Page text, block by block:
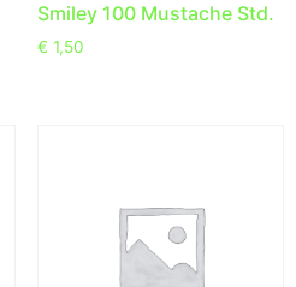
Smiley 100 Mustache Std.
€ 1,50